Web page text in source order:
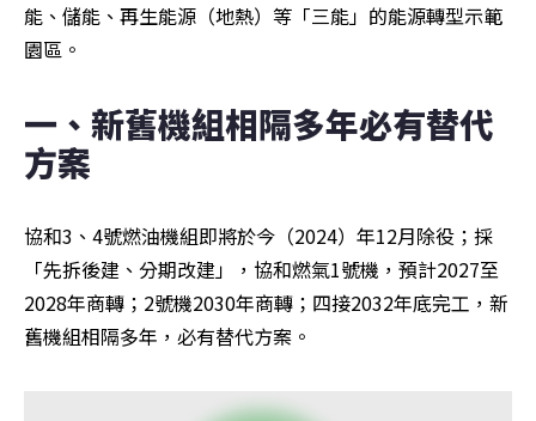
能、儲能、再生能源（地熱）等「三能」的能源轉型示範
園區。
一、新舊機組相隔多年必有替代
方案
協和3、4號燃油機組即將於今（2024）年12月除役；採
「先拆後建、分期改建」，協和燃氣1號機，預計2027至
2028年商轉；2號機2030年商轉；四接2032年底完工，新
舊機組相隔多年，必有替代方案。